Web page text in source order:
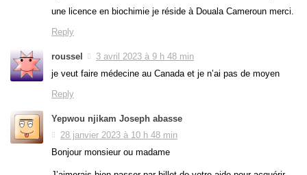
une licence en biochimie je réside à Douala Cameroun merci.
Reply
roussel
3 avril 2023 à 9 h 48 min
je veut faire médecine au Canada et je n’ai pas de moyen
Reply
Yepwou njikam Joseph abasse
28 janvier 2023 à 10 h 48 min
Bonjour monsieur ou madame